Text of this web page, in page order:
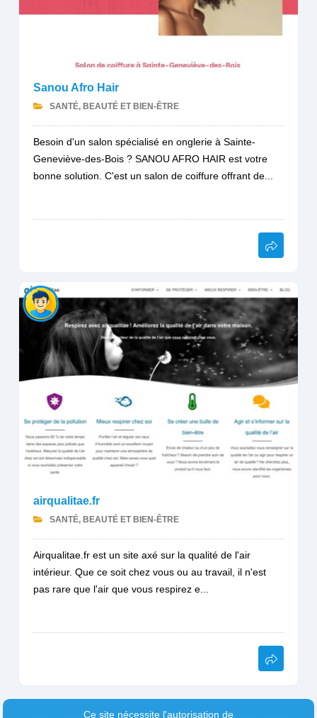
Sanou Afro Hair
SANTÉ, BEAUTÉ ET BIEN-ÊTRE
Besoin d'un salon spécialisé en onglerie à Sainte-
Geneviève-des-Bois ? SANOU AFRO HAIR est votre
bonne solution. C'est un salon de coiffure offrant de...
airqualitae.fr
SANTÉ, BEAUTÉ ET BIEN-ÊTRE
Airqualitae.fr est un site axé sur la qualité de l'air
intérieur. Que ce soit chez vous ou au travail, il n'est
pas rare que l'air que vous respirez e...
Ce site nécessite l'autorisation de